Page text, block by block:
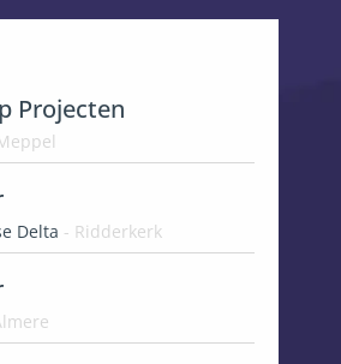
Projecten
Delta - Ridderkerk